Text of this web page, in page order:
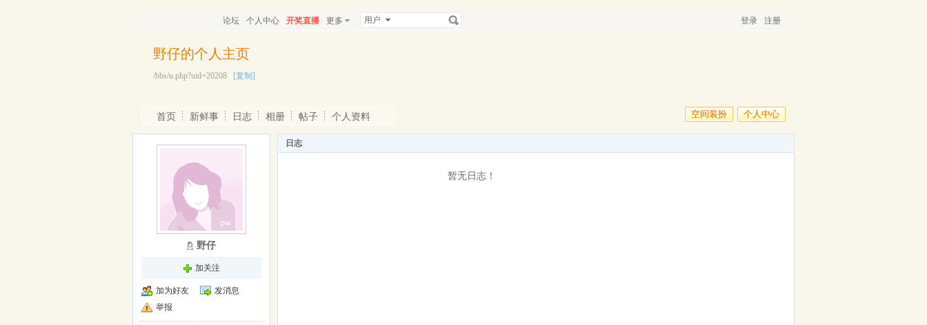
论坛 个人中心 开奖直播 更多 用户 登录 注册
野仔的个人主页
/bbs/u.php?uid=20208 [复制]
空间装扮 个人中心
首页 新鲜事 日志 相册 帖子 个人资料
野仔
加关注
加为好友
发消息
举报
日志
暂无日志！